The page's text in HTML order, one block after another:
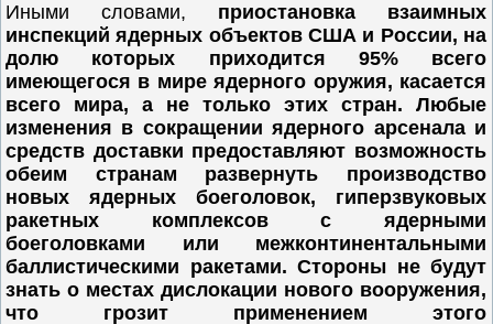
Иными словами, приостановка взаимных
инспекций ядерных объектов США и России, на
долю которых приходится 95% всего
имеющегося в мире ядерного оружия, касается
всего мира, а не только этих стран. Любые
изменения в сокращении ядерного арсенала и
средств доставки предоставляют возможность
обеим странам развернуть производство
новых ядерных боеголовок, гиперзвуковых
ракетных комплексов с ядерными
боеголовками или межконтинентальными
баллистическими ракетами. Стороны не будут
знать о местах дислокации нового вооружения,
что грозит применением этого